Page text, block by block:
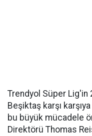
Trendyol Süper Lig'in
Beşiktaş karşı
bu büyük mücadele
Direktörü Thomas